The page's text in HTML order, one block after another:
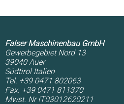
Falser Maschinenbau GmbH
Gewerbegebiet Nord 13
39040 Auer
Südtirol Italien
Tel. +39 0471 802063
Fax. +39 0471 811370
Mwst. Nr IT03012620211